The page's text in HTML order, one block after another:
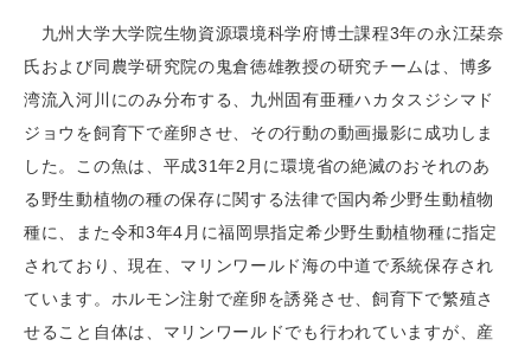
九州大学大学院生物資源環境科学府博士課程3年の永江栞奈
氏および同農学研究院の鬼倉徳雄教授の研究チームは、博多
湾流入河川にのみ分布する、九州固有亜種ハカタスジシマド
ジョウを飼育下で産卵させ、その行動の動画撮影に成功しま
した。この魚は、平成31年2月に環境省の絶滅のおそれのあ
る野生動植物の種の保存に関する法律で国内希少野生動植物
種に、また令和3年4月に福岡県指定希少野生動植物種に指定
されており、現在、マリンワールド海の中道で系統保存され
ています。ホルモン注射で産卵を誘発させ、飼育下で繁殖さ
せること自体は、マリンワールドでも行われていますが、産